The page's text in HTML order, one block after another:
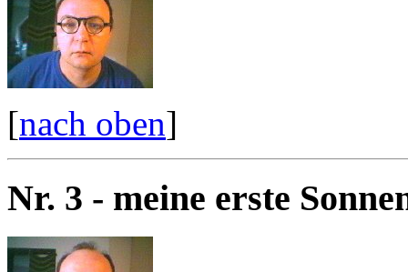
[nach oben]
Nr. 3 - meine erste